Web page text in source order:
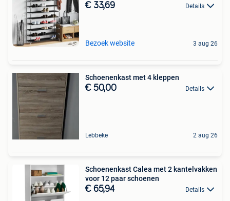
€ 33,69 Details
Bezoek website 3 aug 26
Schoenenkast met 4 kleppen
€ 50,00 Details
Lebbeke 2 aug 26
Schoenenkast Calea met 2 kantelvakken
voor 12 paar schoenen
€ 65,94 Details